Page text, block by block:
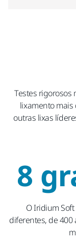
Testes rigorosos
lixamento
outras lixas
8
O Iridium
diferentes, de 400